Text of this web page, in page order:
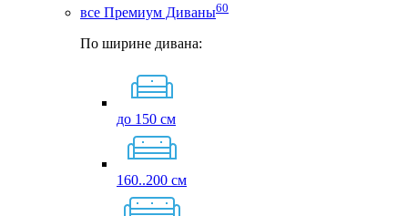
все Премиум Диваны60
По ширине дивана:
до 150 см
160..200 см